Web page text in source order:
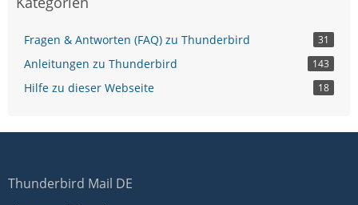
Fragen & Antworten (FAQ) zu Thunderbird 31
Anleitungen zu Thunderbird 143
Hilfe zu dieser Webseite 18
Thunderbird Mail DE